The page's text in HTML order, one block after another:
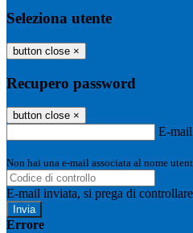
Seleziona utente
button close ×
Recupero password
button close ×
E-mail
Non hai una e-mail associata al nome
E-mail inviata, si prega di
Errore